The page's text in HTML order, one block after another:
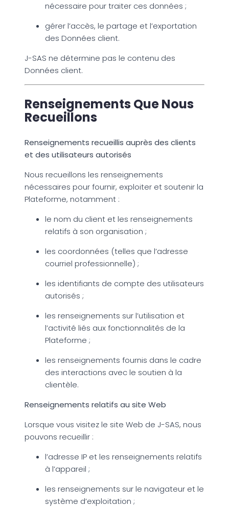
nécessaire pour traiter ces données ;
gérer l’accès, le partage et l’exportation
des Données client.
J-SAS ne détermine pas le contenu des
Données client.
Renseignements Que Nous
Recueillons
Renseignements recueillis auprès des clients
et des utilisateurs autorisés
Nous recueillons les renseignements
nécessaires pour fournir, exploiter et soutenir la
Plateforme, notamment :
le nom du client et les renseignements
relatifs à son organisation ;
les coordonnées (telles que l’adresse
courriel professionnelle) ;
les identifiants de compte des utilisateurs
autorisés ;
les renseignements sur l’utilisation et
l’activité liés aux fonctionnalités de la
Plateforme ;
les renseignements fournis dans le cadre
des interactions avec le soutien à la
clientèle.
Renseignements relatifs au site Web
Lorsque vous visitez le site Web de J-SAS, nous
pouvons recueillir :
l’adresse IP et les renseignements relatifs
à l’appareil ;
les renseignements sur le navigateur et le
système d’exploitation ;